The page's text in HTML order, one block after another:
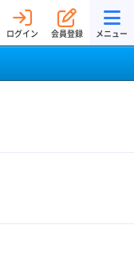
ログイン 会員登録 メニュー